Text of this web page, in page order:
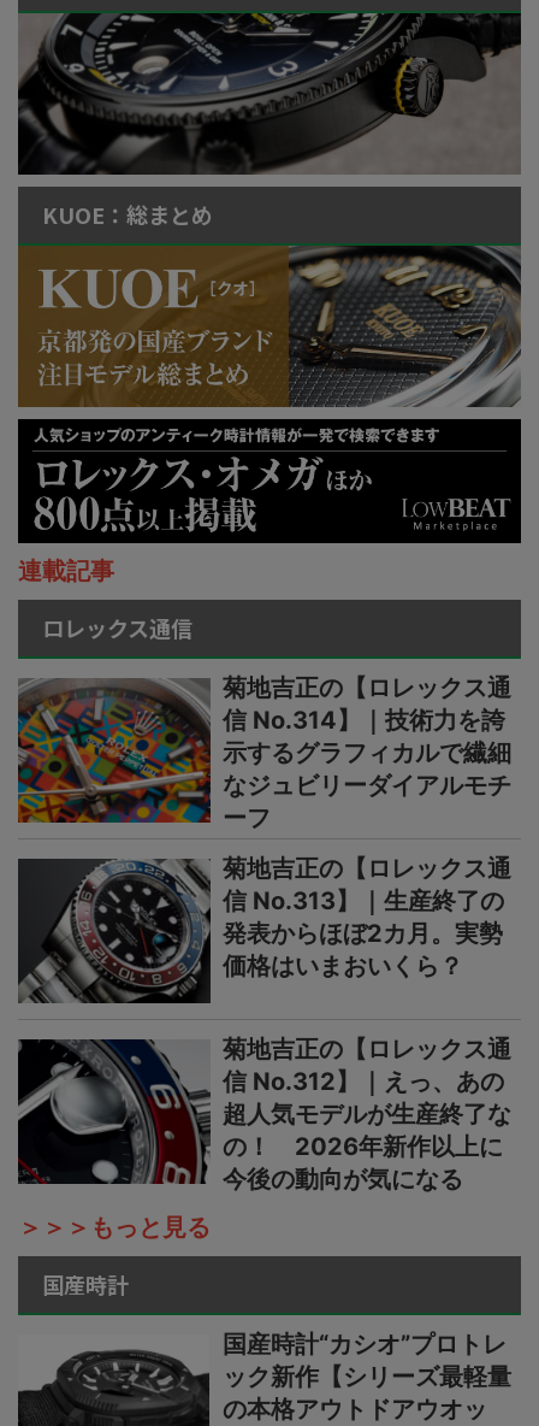
KUOE：総まとめ
連載記事
ロレックス通信
菊地吉正の【ロレックス通
信 No.314】｜技術力を誇
示するグラフィカルで繊細
なジュビリーダイアルモチ
ーフ
菊地吉正の【ロレックス通
信 No.313】｜生産終了の
発表からほぼ2カ月。実勢
価格はいまおいくら？
菊地吉正の【ロレックス通
信 No.312】｜えっ、あの
超人気モデルが生産終了な
の！ 2026年新作以上に
今後の動向が気になる
＞＞＞もっと見る
国産時計
国産時計“カシオ”プロトレ
ック新作【シリーズ最軽量
の本格アウトドアウオッ